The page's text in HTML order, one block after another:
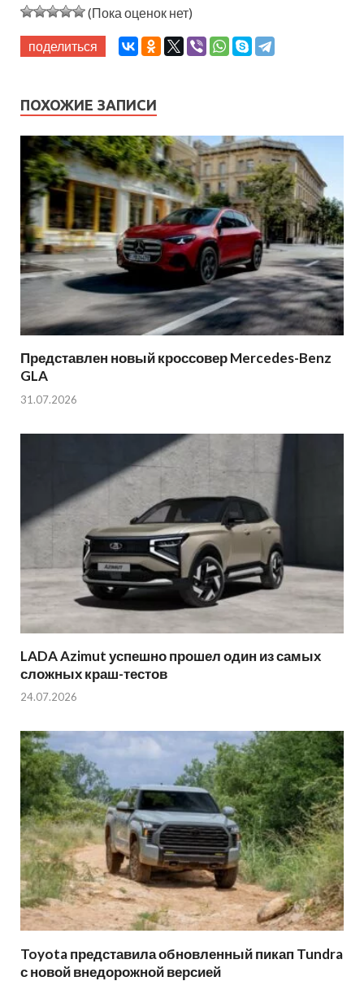
(Пока оценок нет)
поделиться
ПОХОЖИЕ ЗАПИСИ
Представлен новый кроссовер Mercedes-Benz
GLA
31.07.2026
LADA Azimut успешно прошел один из самых
сложных краш-тестов
24.07.2026
Toyota представила обновленный пикап Tundra
с новой внедорожной версией